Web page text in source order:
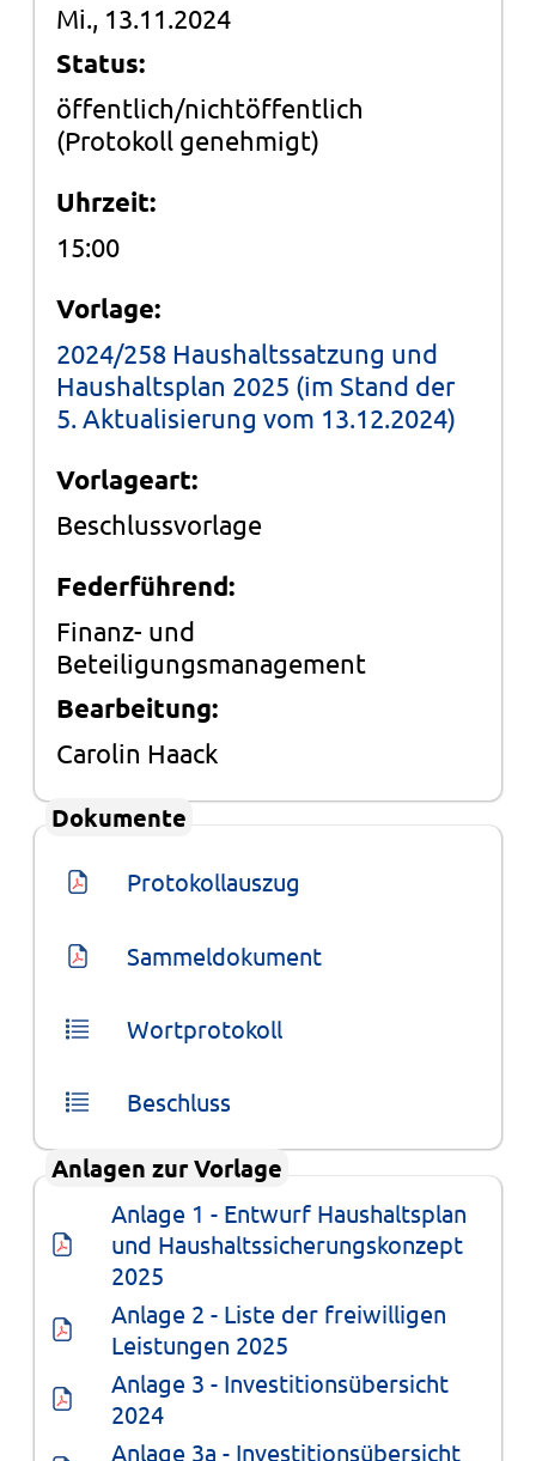
Mi., 13.11.2024
Status:
öffentlich/nichtöffentlich
(Protokoll genehmigt)
Uhrzeit:
15:00
Vorlage:
2024/258 Haushaltssatzung und
Haushaltsplan 2025 (im Stand der
5. Aktualisierung vom 13.12.2024)
Vorlageart:
Beschlussvorlage
Federführend:
Finanz- und
Beteiligungsmanagement
Bearbeitung:
Carolin Haack
Dokumente
Protokollauszug
Sammeldokument
Wortprotokoll
Beschluss
Anlagen zur Vorlage
Anlage 1 - Entwurf Haushaltsplan
und Haushaltssicherungskonzept
2025
Anlage 2 - Liste der freiwilligen
Leistungen 2025
Anlage 3 - Investitionsübersicht
2024
Anlage 3a - Investitionsübersicht